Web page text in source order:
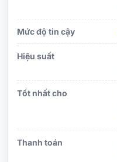
Mức độ tin cậy
Hiệu suất
Tốt nhất cho
Thanh toán